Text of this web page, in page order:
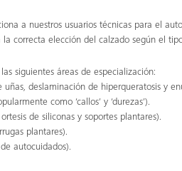
a nuestros usuarios técnicas para el
correcta elección del calzado según el
siguientes áreas de especialización:
deslaminación de hiperqueratosis y
como ‘callos’ y ‘durezas’).
de siliconas y soportes plantares).
plantares).
autocuidados).